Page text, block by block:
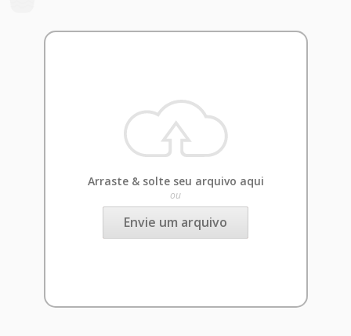
Arraste & solte seu arquivo aqui
ou
Envie um arquivo